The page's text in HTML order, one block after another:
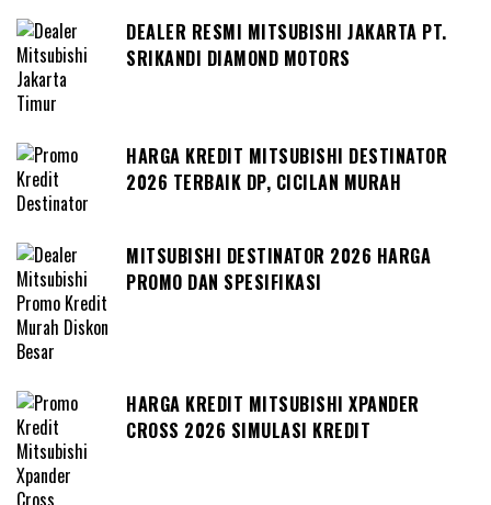
DEALER RESMI MITSUBISHI JAKARTA PT.
SRIKANDI DIAMOND MOTORS
HARGA KREDIT MITSUBISHI DESTINATOR
2026 TERBAIK DP, CICILAN MURAH
MITSUBISHI DESTINATOR 2026 HARGA
PROMO DAN SPESIFIKASI
HARGA KREDIT MITSUBISHI XPANDER
CROSS 2026 SIMULASI KREDIT